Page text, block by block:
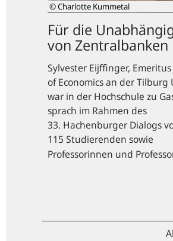
© Charlotte Kummetal
Für die
von Zentralbanken
Sylvester Eijffinger, Emeritus
of Economicsan derTilburg
war in der Hochschule zu
sprach im Rahmen des
33. Hachenburger Dialogs
115 Studierenden sowie
Professorinnen und